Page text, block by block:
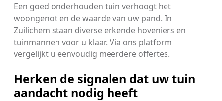
Een goed onderhouden tuin verhoogt het
woongenot en de waarde van uw pand. In
Zuilichem staan diverse erkende hoveniers en
tuinmannen voor u klaar. Via ons platform
vergelijkt u eenvoudig meerdere offertes.
Herken de signalen dat uw tuin
aandacht nodig heeft